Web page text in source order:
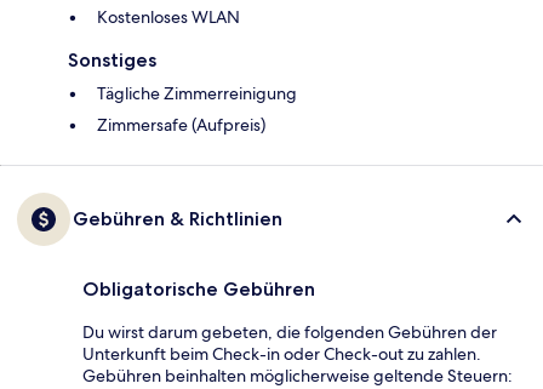
Kostenloses WLAN
Sonstiges
Tägliche Zimmerreinigung
Zimmersafe (Aufpreis)
Gebühren & Richtlinien
Obligatorische Gebühren
Du wirst darum gebeten, die folgenden Gebühren der
Unterkunft beim Check-in oder Check-out zu zahlen.
Gebühren beinhalten möglicherweise geltende Steuern: